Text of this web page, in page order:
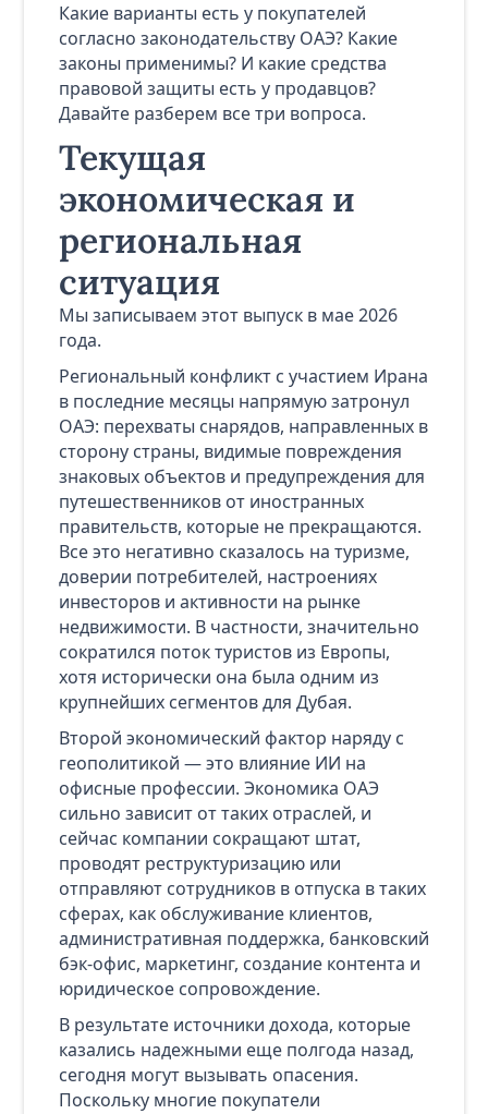
Какие варианты есть у покупателей
согласно законодательству ОАЭ? Какие
законы применимы? И какие средства
правовой защиты есть у продавцов?
Давайте разберем все три вопроса.
Текущая
экономическая и
региональная
ситуация
Мы записываем этот выпуск в мае 2026
года.
Региональный конфликт с участием Ирана
в последние месяцы напрямую затронул
ОАЭ: перехваты снарядов, направленных в
сторону страны, видимые повреждения
знаковых объектов и предупреждения для
путешественников от иностранных
правительств, которые не прекращаются.
Все это негативно сказалось на туризме,
доверии потребителей, настроениях
инвесторов и активности на рынке
недвижимости. В частности, значительно
сократился поток туристов из Европы,
хотя исторически она была одним из
крупнейших сегментов для Дубая.
Второй экономический фактор наряду с
геополитикой — это влияние ИИ на
офисные профессии. Экономика ОАЭ
сильно зависит от таких отраслей, и
сейчас компании сокращают штат,
проводят реструктуризацию или
отправляют сотрудников в отпуска в таких
сферах, как обслуживание клиентов,
административная поддержка, банковский
бэк-офис, маркетинг, создание контента и
юридическое сопровождение.
В результате источники дохода, которые
казались надежными еще полгода назад,
сегодня могут вызывать опасения.
Поскольку многие покупатели